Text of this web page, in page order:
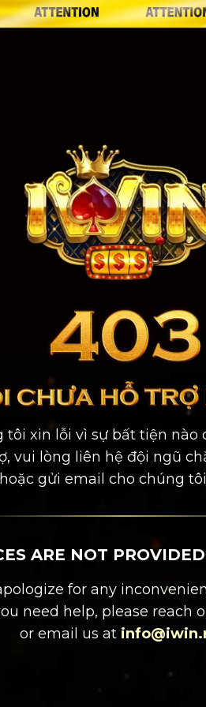
tôi xin lỗi vì sự bất tiện nào
vui lòng liên hệ đội ngũ
gửi email cho chúng
ARE NOT
for any
need help, please reach
or email us at